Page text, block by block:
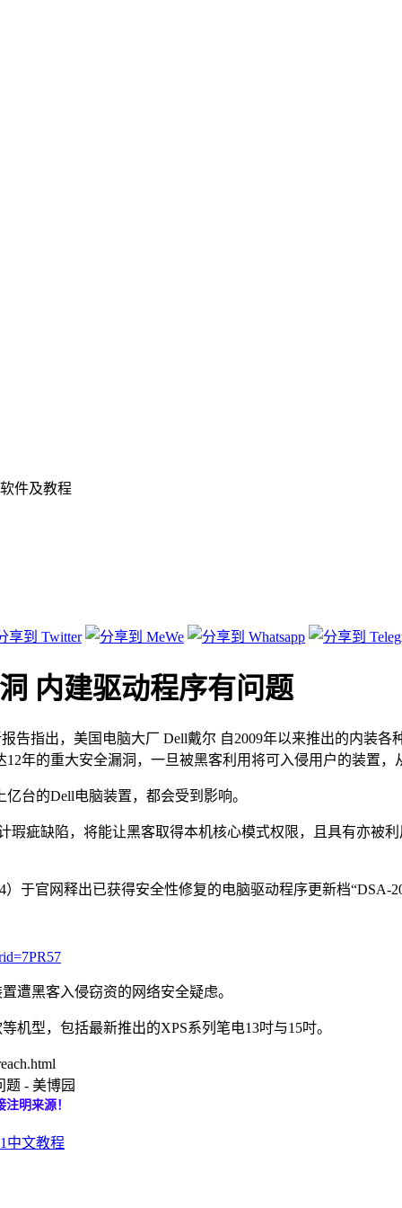
件及教程
内建驱动程序有问题
报告指出，美国电脑大厂 Dell戴尔 自2009年以来推出的内装
年的重大安全漏洞，一旦被黑客利用将可入侵用户的装置，
台的Dell电脑装置，都会受到影响。
瑕疵缺陷，将能让黑客取得本机核心模式权限，且具有亦被
于官网释出已获得安全性修复的电脑驱动程序更新档“DSA-
遭黑客入侵窃资的网络安全疑虑。
机型，包括最新推出的XPS系列笔电13吋与15吋。
- 美博园
明来源！
中文教程